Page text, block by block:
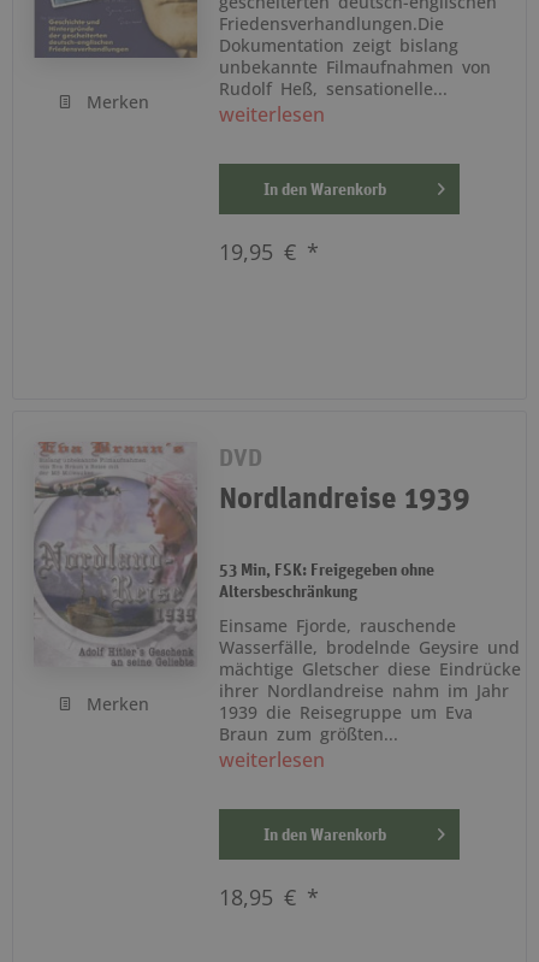
Merken
Friedensverhandlungen.Die
Dokumentation zeigt bislang
unbekannte Filmaufnahmen von
Rudolf Heß, sensationelle...
weiterlesen
In den Warenkorb
19,95 € *
Merken
DVD
Nordlandreise 1939
53 Min, FSK: Freigegeben ohne
Altersbeschränkung
Einsame Fjorde, rauschende
Wasserfälle, brodelnde Geysire und
mächtige Gletscher diese Eindrücke
ihrer Nordlandreise nahm im Jahr
1939 die Reisegruppe um Eva
Braun zum größten...
weiterlesen
In den Warenkorb
18,95 € *